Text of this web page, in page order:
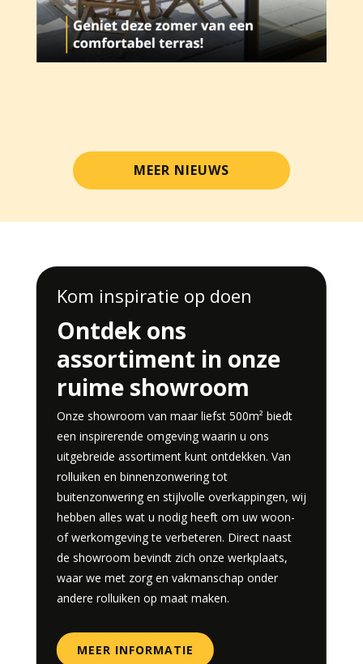
MEER NIEUWS
Kom inspiratie op doen
Ontdek ons
assortiment in onze
ruime showroom
Onze showroom van maar liefst 500m² biedt
een inspirerende omgeving waarin u ons
uitgebreide assortiment kunt ontdekken. Van
rolluiken en binnenzonwering tot
buitenzonwering en stijlvolle overkappingen, wij
hebben alles wat u nodig heeft om uw woon-
of werkomgeving te verbeteren. Direct naast
de showroom bevindt zich onze werkplaats,
waar we met zorg en vakmanschap onder
andere rolluiken op maat maken.
MEER INFORMATIE